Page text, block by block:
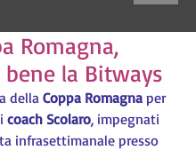
Romagna,
la Bitways
della Coppa Romagna per
coach Scolaro, impegnati
infrasettimanale presso